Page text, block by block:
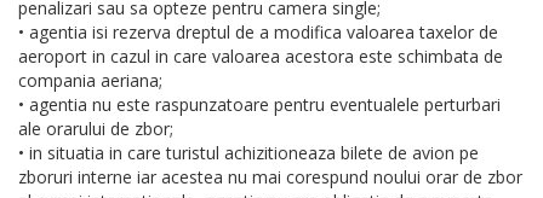
penalizari sau sa opteze pentru camera single;
• agentia isi rezerva dreptul de a modifica valoarea taxelor de
aeroport in cazul in care valoarea acestora este schimbata de
compania aeriana;
• agentia nu este raspunzatoare pentru eventualele perturbari
ale orarului de zbor;
• in situatia in care turistul achizitioneaza bilete de avion pe
zboruri interne iar acestea nu mai corespund noului orar de zbor